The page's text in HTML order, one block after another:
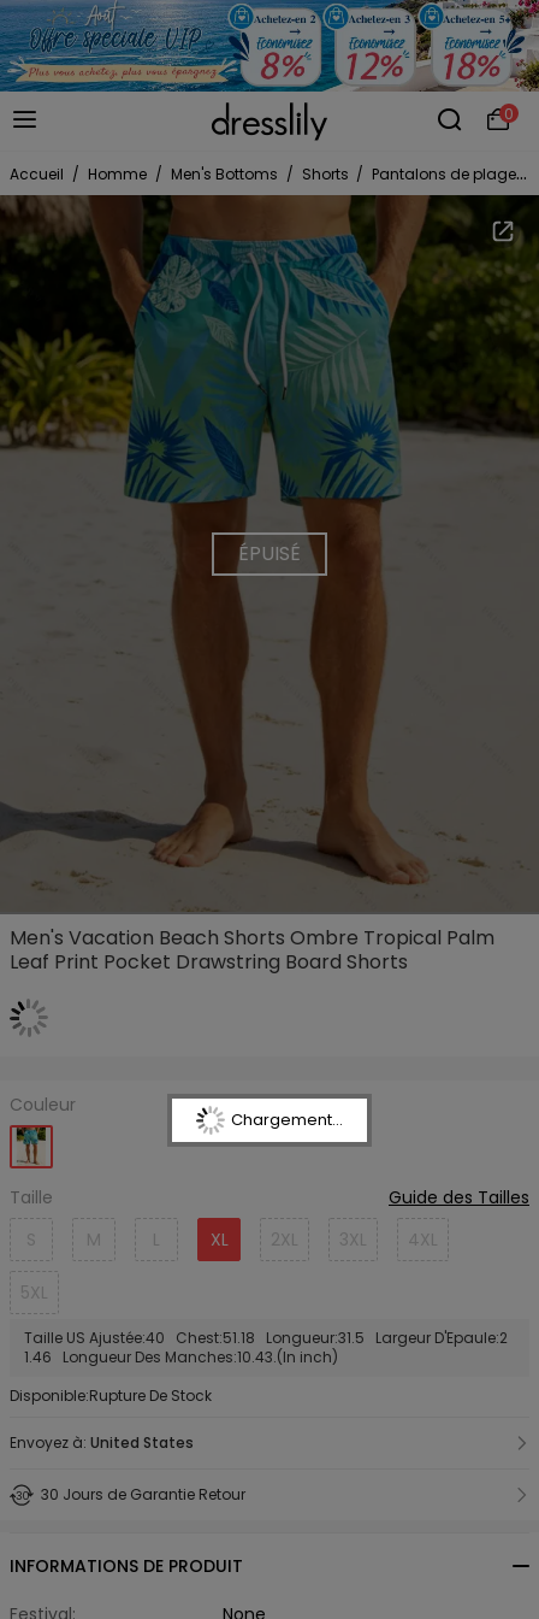
0
Accueil / Homme / Men's Bottoms / Shorts / Pantalons de plage /
ÉPUISÉ
Men's Vacation Beach Shorts Ombre Tropical Palm
Leaf Print Pocket Drawstring Board Shorts
Couleur
Taille
Guide des Tailles
S
M L XL 2XL 3XL 4XL
5XL
Taille US Ajustée:40 Chest:51.18 Longueur:31.5 Largeur D'Epaule:2
1.46 Longueur Des Manches:10.43.(In inch)
Disponible:Rupture De Stock
Envoyez à: United States
30 Jours de Garantie Retour
INFORMATIONS DE PRODUIT
Chargement...